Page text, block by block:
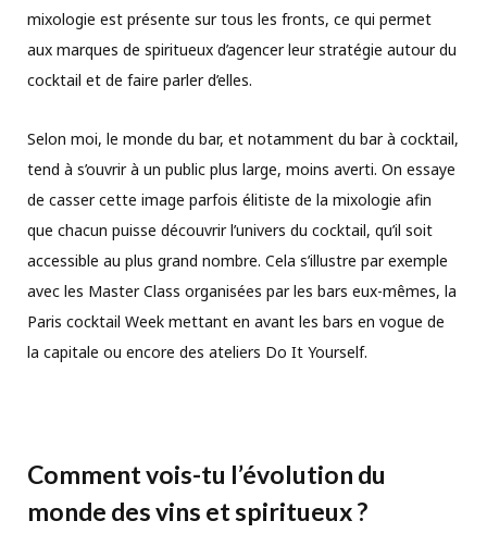
mixologie est présente sur tous les fronts, ce qui permet
aux marques de spiritueux d’agencer leur stratégie autour du
cocktail et de faire parler d’elles.
Selon moi, le monde du bar, et notamment du bar à cocktail,
tend à s’ouvrir à un public plus large, moins averti. On essaye
de casser cette image parfois élitiste de la mixologie afin
que chacun puisse découvrir l’univers du cocktail, qu’il soit
accessible au plus grand nombre. Cela s’illustre par exemple
avec les Master Class organisées par les bars eux-mêmes, la
Paris cocktail Week mettant en avant les bars en vogue de
la capitale ou encore des ateliers Do It Yourself.
Comment vois-tu l’évolution du
monde des vins et spiritueux ?